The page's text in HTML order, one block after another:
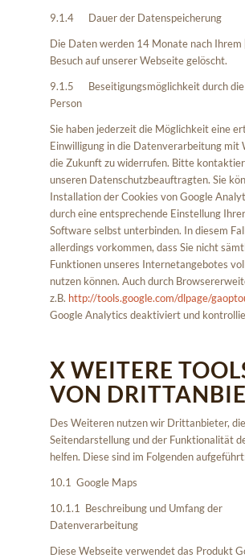
9.1.4 Dauer der Datenspeicherung
Die Daten werden 14 Monate nach Ihrem
Besuch auf unserer Webseite gelöscht.
9.1.5 Beseitigungsmöglichkeit durch
Person
Sie haben jederzeit die Möglichkeit eine
Einwilligung in die Datenverarbeitung mit
die Zukunft zu widerrufen. Bitte
unseren Datenschutzbeauftragten. Sie
Installation der Cookies von Google
durch eine entsprechende Einstellung
Software selbst unterbinden. In diesem
allerdings vorkommen, dass Sie nicht
Funktionen unseres Internetangebotes
nutzen können. Auch durch
z.B. http://tools.google.com/dlpage/
Google Analytics deaktiviert und
X WEITERE
VON
Des Weiteren nutzen wir Drittanbieter,
Seitendarstellung und der Funktionalität
helfen. Diese sind im Folgenden
10.1 Google Maps
10.1.1 Beschreibung und Umfang der
Datenverarbeitung
Diese Webseite verwendet das Produkt